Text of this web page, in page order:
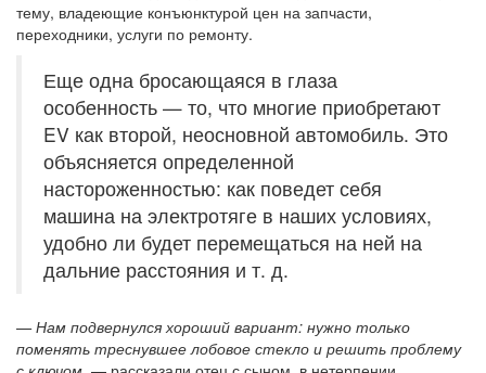
тему, владеющие конъюнктурой цен на запчасти,
переходники, услуги по ремонту.
Еще одна бросающаяся в глаза
особенность — то, что многие приобретают
EV как второй, неосновной автомобиль. Это
объясняется определенной
настороженностью: как поведет себя
машина на электротяге в наших условиях,
удобно ли будет перемещаться на ней на
дальние расстояния и т. д.
— Нам подвернулся хороший вариант: нужно только
поменять треснувшее лобовое стекло и решить проблему